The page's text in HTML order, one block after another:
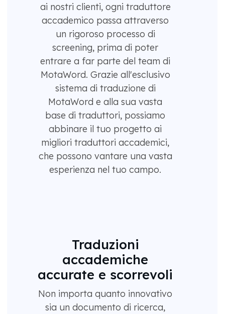
ai nostri clienti, ogni traduttore
accademico passa attraverso
un rigoroso processo di
screening, prima di poter
entrare a far parte del team di
MotaWord. Grazie all'esclusivo
sistema di traduzione di
MotaWord e alla sua vasta
base di traduttori, possiamo
abbinare il tuo progetto ai
migliori traduttori accademici,
che possono vantare una vasta
esperienza nel tuo campo.
Traduzioni
accademiche
accurate e scorrevoli
Non importa quanto innovativo
sia un documento di ricerca,